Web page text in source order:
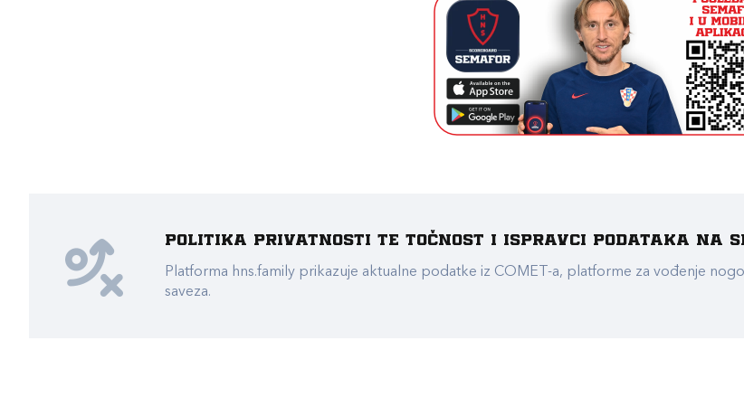
Politika privatnosti te točnost i ispravci podataka na
Platforma hns.family prikazuje aktualne podatke iz COMET-a, platforme za vođenje
saveza.